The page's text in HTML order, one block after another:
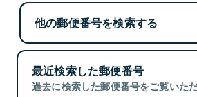
他の郵便番号を検索する
最近検索した郵便番号
過去に検索した郵便番号をご覧いただ